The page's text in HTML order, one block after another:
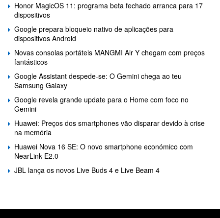
Honor MagicOS 11: programa beta fechado arranca para 17
dispositivos
Google prepara bloqueio nativo de aplicações para
dispositivos Android
Novas consolas portáteis MANGMI Air Y chegam com preços
fantásticos
Google Assistant despede-se: O Gemini chega ao teu
Samsung Galaxy
Google revela grande update para o Home com foco no
Gemini
Huawei: Preços dos smartphones vão disparar devido à crise
na memória
Huawei Nova 16 SE: O novo smartphone económico com
NearLink E2.0
JBL lança os novos Live Buds 4 e Live Beam 4